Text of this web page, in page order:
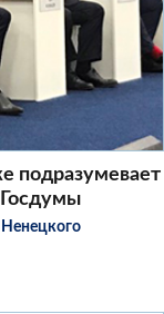
подразумевает